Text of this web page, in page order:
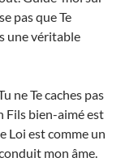
pas que Te
une véritable
ne Te caches pas
Fils bien-aimé est
Loi est comme un
mon âme.